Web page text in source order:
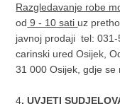
Razgledavanje robe
od 9 - 10 sati uz
javnoj prodaji tel:
carinski ured Osijek,
31 000 Osijek, gdje se
4. UVJETI